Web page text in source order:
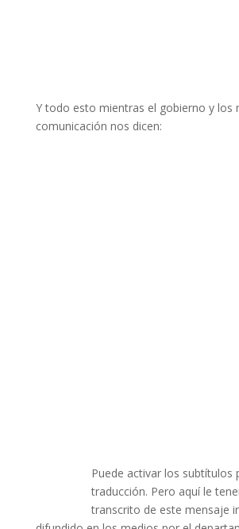
Y todo esto mientras el gobierno y los
comunicación nos dicen:
Puede activar los subtítulos
traducción. Pero aquí le
transcrito de este mensaje